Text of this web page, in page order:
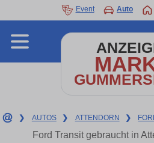
Event Auto
❯ AUTOS ❯ ATTENDORN ❯
Ford Transit gebraucht in